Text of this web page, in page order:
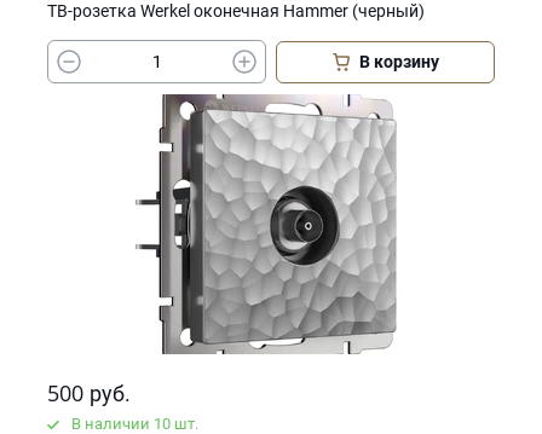
ТВ-розетка Werkel оконечная Hammer (черный)
В корзину
500 руб.
В наличии 10 шт.